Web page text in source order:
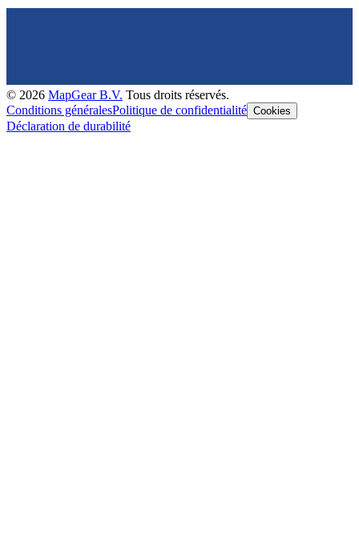
© 2026 MapGear B.V. Tous droits réservés.
Conditions généralesPolitique de confidentialité Cookies
Déclaration de durabilité